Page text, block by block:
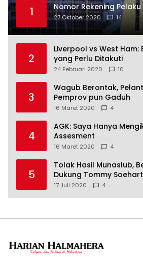
1 Nomor Rekening Pelaku
27 Oktober 2020 14
2
Liverpool vs West Ham:
yang Perlu Ditakuti
24 Februari 2020 10
3
Wagub Berontak,
Pemprov pun Gaduh
16 Maret 2020 4
4
AGK: Saya Hanya
Assesment
16 Maret 2020 4
5
Tolak Hasil Munaslub,
Dukung Tommy
17 Juli 2020 4